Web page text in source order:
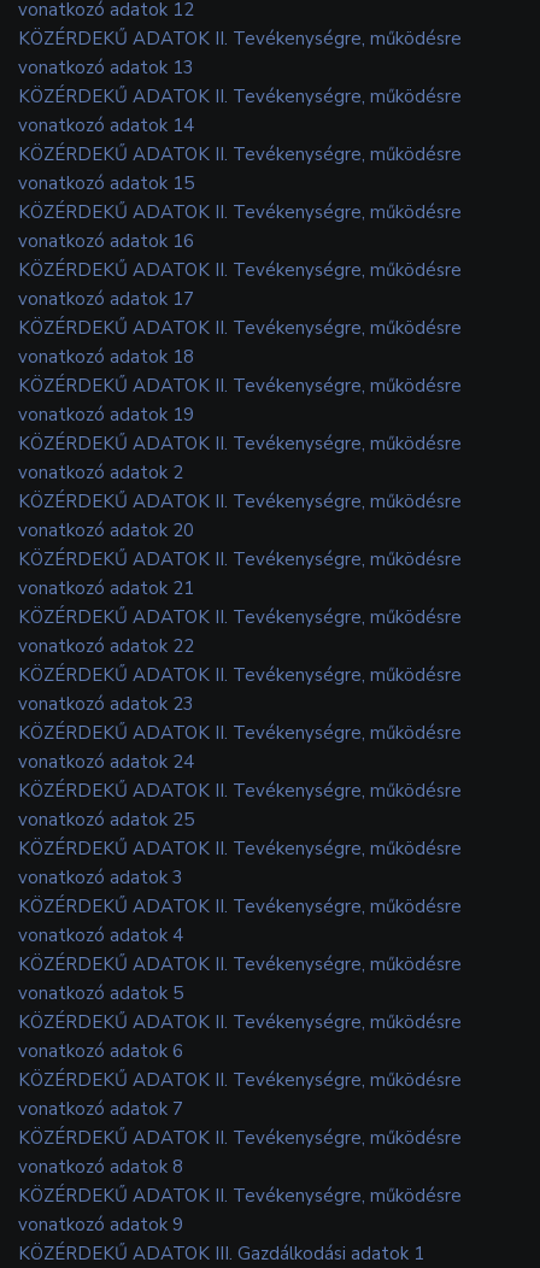
vonatkozó adatok 12
KÖZÉRDEKŰ ADATOK II. Tevékenységre, működésre
vonatkozó adatok 13
KÖZÉRDEKŰ ADATOK II. Tevékenységre, működésre
vonatkozó adatok 14
KÖZÉRDEKŰ ADATOK II. Tevékenységre, működésre
vonatkozó adatok 15
KÖZÉRDEKŰ ADATOK II. Tevékenységre, működésre
vonatkozó adatok 16
KÖZÉRDEKŰ ADATOK II. Tevékenységre, működésre
vonatkozó adatok 17
KÖZÉRDEKŰ ADATOK II. Tevékenységre, működésre
vonatkozó adatok 18
KÖZÉRDEKŰ ADATOK II. Tevékenységre, működésre
vonatkozó adatok 19
KÖZÉRDEKŰ ADATOK II. Tevékenységre, működésre
vonatkozó adatok 2
KÖZÉRDEKŰ ADATOK II. Tevékenységre, működésre
vonatkozó adatok 20
KÖZÉRDEKŰ ADATOK II. Tevékenységre, működésre
vonatkozó adatok 21
KÖZÉRDEKŰ ADATOK II. Tevékenységre, működésre
vonatkozó adatok 22
KÖZÉRDEKŰ ADATOK II. Tevékenységre, működésre
vonatkozó adatok 23
KÖZÉRDEKŰ ADATOK II. Tevékenységre, működésre
vonatkozó adatok 24
KÖZÉRDEKŰ ADATOK II. Tevékenységre, működésre
vonatkozó adatok 25
KÖZÉRDEKŰ ADATOK II. Tevékenységre, működésre
vonatkozó adatok 3
KÖZÉRDEKŰ ADATOK II. Tevékenységre, működésre
vonatkozó adatok 4
KÖZÉRDEKŰ ADATOK II. Tevékenységre, működésre
vonatkozó adatok 5
KÖZÉRDEKŰ ADATOK II. Tevékenységre, működésre
vonatkozó adatok 6
KÖZÉRDEKŰ ADATOK II. Tevékenységre, működésre
vonatkozó adatok 7
KÖZÉRDEKŰ ADATOK II. Tevékenységre, működésre
vonatkozó adatok 8
KÖZÉRDEKŰ ADATOK II. Tevékenységre, működésre
vonatkozó adatok 9
KÖZÉRDEKŰ ADATOK III. Gazdálkodási adatok 1